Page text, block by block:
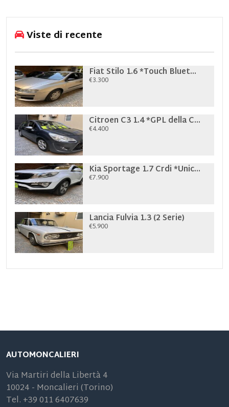
Viste di recente
Fiat Stilo 1.6 *Touch Bluet...
€3.300
Citroen C3 1.4 *GPL della C...
€4.400
Kia Sportage 1.7 Crdi *Unic...
€7.900
Lancia Fulvia 1.3 (2 Serie)
€5.900
AUTOMONCALIERI
Via Martiri della Libertà 4
10024 - Moncalieri (Torino)
Tel. +39 011 6407639